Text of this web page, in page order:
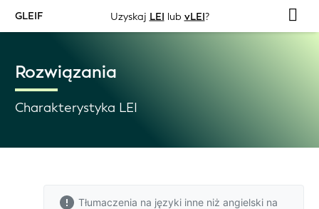
GLEIF Uzyskaj LEI lub vLEI?
Rozwiązania
Charakterystyka LEI
Tłumaczenia na języki inne niż angielski na